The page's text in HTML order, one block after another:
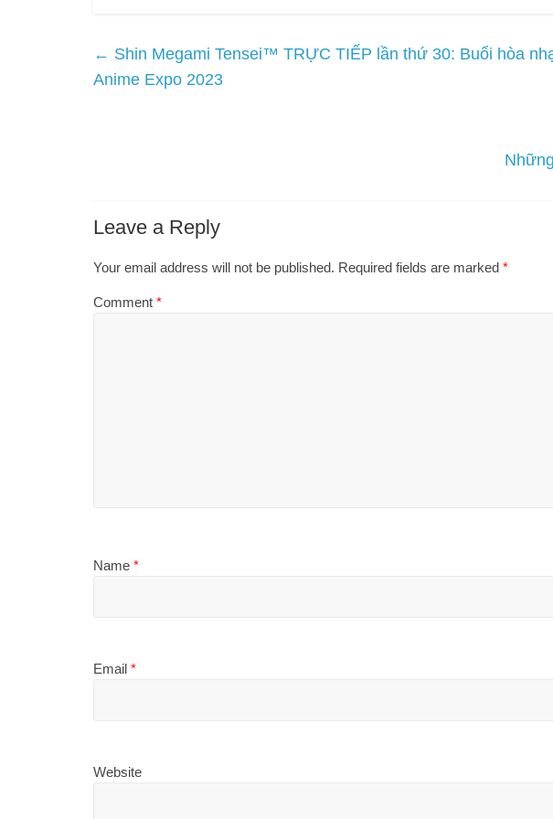
← Shin Megami Tensei™ TRỰC TIẾP lần thứ 30: Buổi hòa
Anime Expo 2023
Leave a Reply
Your email address will not be published. Required fields are marked *
Comment *
Name *
Email *
Website